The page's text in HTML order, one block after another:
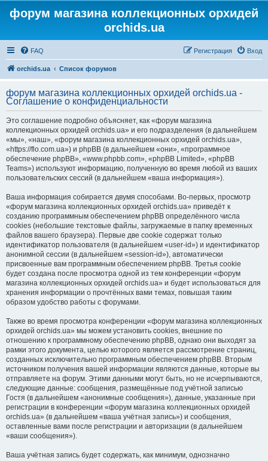
форум магазина коллекционных орхидей
orchids.ua
FAQ Вход
Регистрация
orchids.ua Список форумов
форум магазина коллекционных орхидей orchids.ua -
Соглашение о конфиденциальности
Это соглашение подробно объясняет, как «форум магазина
коллекционных орхидей orchids.ua» и его подразделения (в дальнейшем
«мы», «наш», «форум магазина коллекционных орхидей orchids.ua»,
«https://flo.com.ua») и phpBB (в дальнейшем «они», «программное
обеспечение phpBB», «www.phpbb.com», «phpBB Limited», «phpBB
Teams») используют информацию, полученную во время любой из ваших
пользовательских сессий (в дальнейшем «ваша информация»).
Ваша информация собирается двумя способами. Во-первых, просмотр
«форум магазина коллекционных орхидей orchids.ua» приведёт к
созданию программным обеспечением phpBB определённого числа
cookies (небольшие текстовые файлы, загружаемые в папку временных
файлов вашего браузера). Первые две cookie содержат только
идентификатор пользователя (в дальнейшем «user-id») и идентификатор
анонимной сессии (в дальнейшем «session-id»), автоматически
присвоенные вам программным обеспечением phpBB. Третья cookie
будет создана после просмотра одной из тем конференции «форум
магазина коллекционных орхидей orchids.ua» и будет использоваться для
хранения информации о прочтённых вами темах, повышая таким
образом удобство работы с форумами.
Также во время просмотра конференции «форум магазина коллекционных
орхидей orchids.ua» мы можем установить cookies, внешние по
отношению к программному обеспечению phpBB, однако они выходят за
рамки этого документа, целью которого является рассмотрение страниц,
созданных исключительно программным обеспечением phpBB. Вторым
источником получения вашей информации являются данные, которые вы
отправляете на форум. Этими данными могут быть, но не исчерпываются,
следующие данные: сообщения, размещённые под учётной записью
Гостя (в дальнейшем «анонимные сообщения»), данные, указанные при
регистрации в конференции «форум магазина коллекционных орхидей
orchids.ua» (в дальнейшем «ваша учётная запись») и сообщения,
оставленные вами после регистрации и авторизации (в дальнейшем
«ваши сообщения»).
Ваша учётная запись будет содержать, как минимум, однозначно